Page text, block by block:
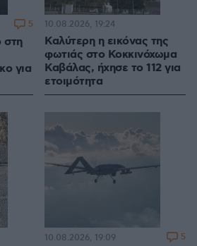
στη
για
5
Καλύτερη η εικόνας της
φωτιάς στο Κοκκινόχωμα
Καβάλας, ήχησε το 112 για
ετοιμότητα
10.08.2026, 19:24
10.08.2026, 19:09 5